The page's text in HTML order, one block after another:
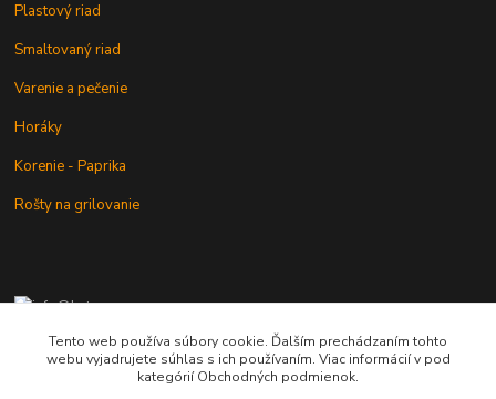
Plastový riad
Smaltovaný riad
Varenie a pečenie
Horáky
Korenie - Paprika
Rošty na grilovanie
+421 902 212 007
od 8:00 - do 16:00 hod
Tento web používa súbory cookie. Ďalším prechádzaním tohto
webu vyjadrujete súhlas s ich používaním. Viac informácií v pod
kategórií Obchodných podmienok.